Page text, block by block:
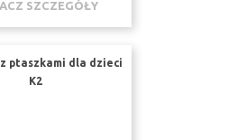
SZCZEGÓŁY
ptaszkami dla dzieci
K2